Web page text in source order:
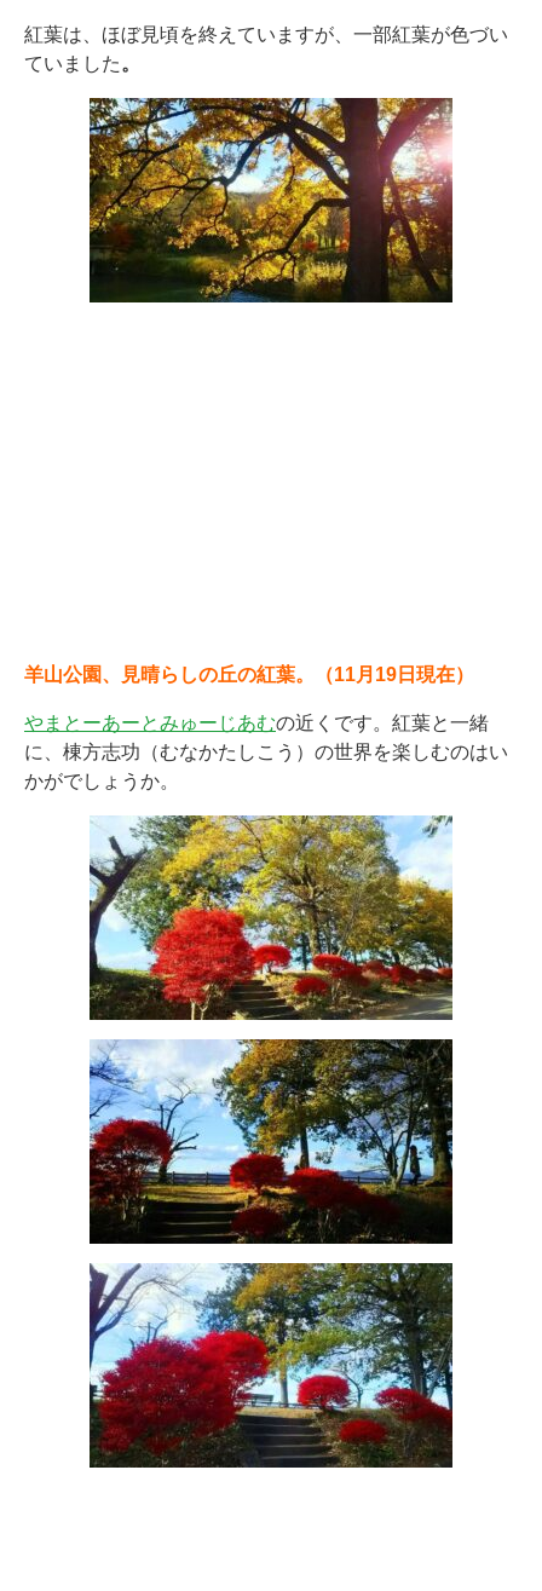
紅葉は、ほぼ見頃を終えていますが、一部紅葉が色づい
ていました。
羊山公園、見晴らしの丘の紅葉。（11月19日現在）
やまとーあーとみゅーじあむの近くです。紅葉と一緒
に、棟方志功（むなかたしこう）の世界を楽しむのはい
かがでしょうか。